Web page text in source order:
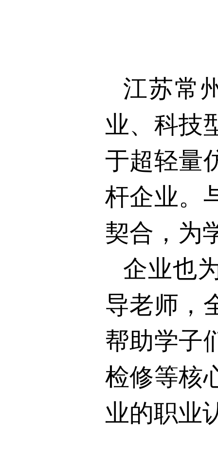
江苏常
业、科技
于超轻量
杆企业。
契合，为
企业也
导老师，
帮助学子
检修等核
业的职业